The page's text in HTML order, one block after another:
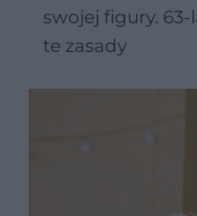
swojej figury.
te zasady